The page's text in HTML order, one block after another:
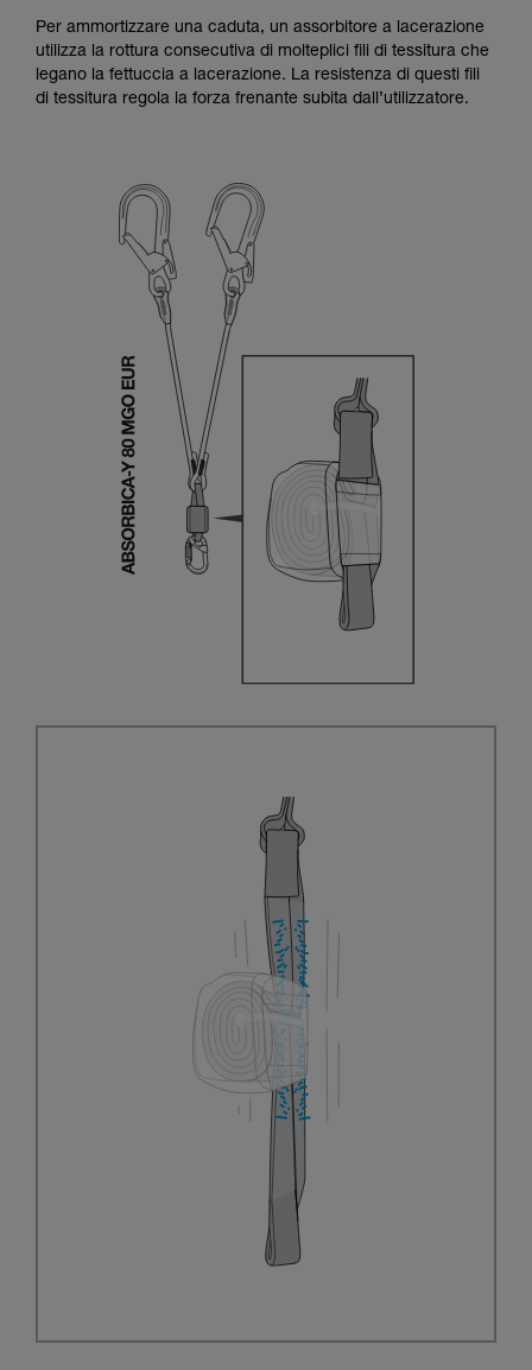
Per ammortizzare una caduta, un assorbitore a lacerazione
utilizza la rottura consecutiva di molteplici fili di tessitura che
legano la fettuccia a lacerazione. La resistenza di questi fili
di tessitura regola la forza frenante subita dall’utilizzatore.